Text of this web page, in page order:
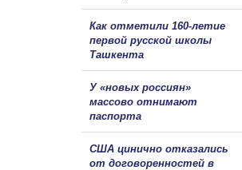
Как отметили 160-летие
первой русской школы
Ташкента
У «новых россиян»
массово отнимают
паспорта
США цинично отказались
от договоренностей в